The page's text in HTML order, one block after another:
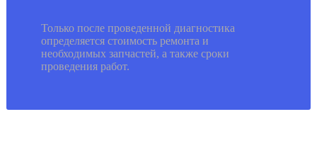
Только после проведенной диагностика
определяется стоимость ремонта и
необходимых запчастей, а также сроки
проведения работ.